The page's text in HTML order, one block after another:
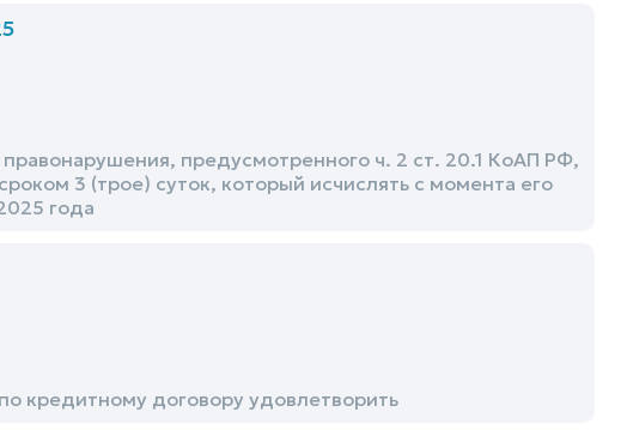
предусмотренного ч. 2 ст. 20.1 КоАП РФ,
3 (трое) суток, который исчислять с момента его
года
кредитному договору удовлетворить